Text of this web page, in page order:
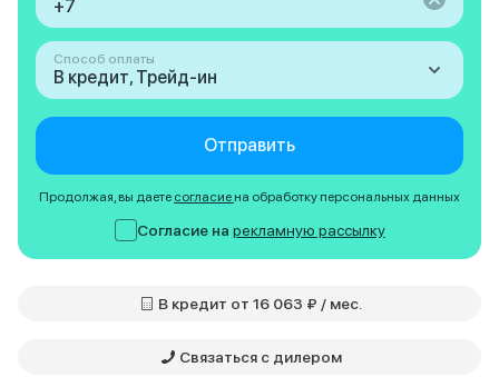
Способ оплаты
В кредит, Трейд-ин
Отправить
Продолжая, вы даете согласие на обработку персональных данных
Согласие на рекламную рассылку
В кредит от 16 063 ₽ / мес.
Связаться с дилером